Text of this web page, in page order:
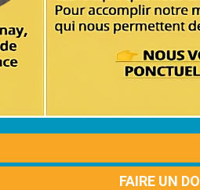
FAIRE UN